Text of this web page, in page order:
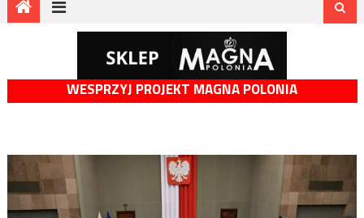
WESPRZYJ PROJEKT MAGNA POLONIA